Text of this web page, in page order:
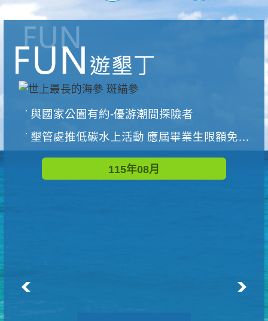
與國家公園有約-優游潮間探險者
墾管處推低碳水上活動 應屆畢業生限額免費參加
115年08月